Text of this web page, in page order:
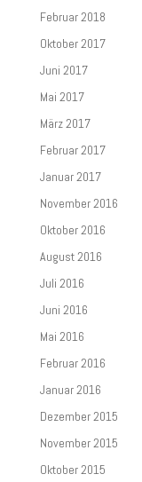
Februar 2018
Oktober 2017
Juni 2017
Mai 2017
März 2017
Februar 2017
Januar 2017
November 2016
Oktober 2016
August 2016
Juli 2016
Juni 2016
Mai 2016
Februar 2016
Januar 2016
Dezember 2015
November 2015
Oktober 2015